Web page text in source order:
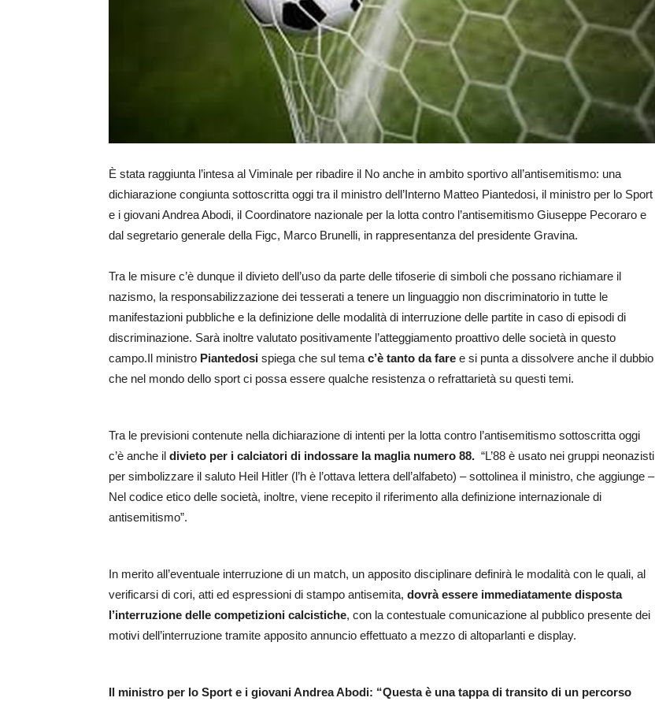
È stata raggiunta l’intesa al Viminale per ribadire il No anche in ambito sportivo all’antisemitismo: una
dichiarazione congiunta sottoscritta oggi tra il ministro dell’Interno Matteo Piantedosi, il ministro per lo Sport
e i giovani Andrea Abodi, il Coordinatore nazionale per la lotta contro l’antisemitismo Giuseppe Pecoraro e
dal segretario generale della Figc, Marco Brunelli, in rappresentanza del presidente Gravina.
Tra le misure c’è dunque il divieto dell’uso da parte delle tifoserie di simboli che possano richiamare il
nazismo, la responsabilizzazione dei tesserati a tenere un linguaggio non discriminatorio in tutte le
manifestazioni pubbliche e la definizione delle modalità di interruzione delle partite in caso di episodi di
discriminazione. Sarà inoltre valutato positivamente l’atteggiamento proattivo delle società in questo
campo.Il ministro Piantedosi spiega che sul tema c’è tanto da fare e si punta a dissolvere anche il dubbio
che nel mondo dello sport ci possa essere qualche resistenza o refrattarietà su questi temi.
Tra le previsioni contenute nella dichiarazione di intenti per la lotta contro l’antisemitismo sottoscritta oggi
c’è anche il divieto per i calciatori di indossare la maglia numero 88. “L’88 è usato nei gruppi neonazisti
per simbolizzare il saluto Heil Hitler (l’h è l’ottava lettera dell’alfabeto) – sottolinea il ministro, che aggiunge –
Nel codice etico delle società, inoltre, viene recepito il riferimento alla definizione internazionale di
antisemitismo”.
In merito all’eventuale interruzione di un match, un apposito disciplinare definirà le modalità con le quali, al
verificarsi di cori, atti ed espressioni di stampo antisemita, dovrà essere immediatamente disposta
l’interruzione delle competizioni calcistiche, con la contestuale comunicazione al pubblico presente dei
motivi dell’interruzione tramite apposito annuncio effettuato a mezzo di altoparlanti e display.
Il ministro per lo Sport e i giovani Andrea Abodi: “Questa è una tappa di transito di un percorso